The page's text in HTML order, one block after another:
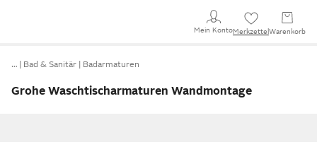
Mein KontoMerkzettel Warenkorb
… Bad & Sanitär Badarmaturen
Grohe Waschtischarmaturen Wandmontage